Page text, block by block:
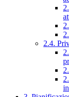
2.4.